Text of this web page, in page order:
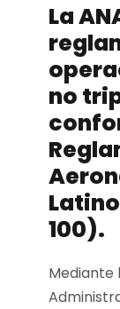
La
no
100).
Mediante